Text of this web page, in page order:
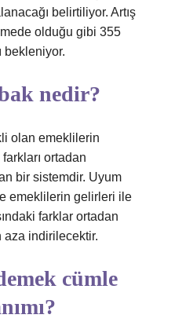
belirtiliyor. Artış
olduğu gibi 355
bekleniyor.
nedir?
olan emeklilerin
ortadan
bir sistemdir. Uyum
emeklilerin gelirleri ile
farklar ortadan
aza indirilecektir.
cümle